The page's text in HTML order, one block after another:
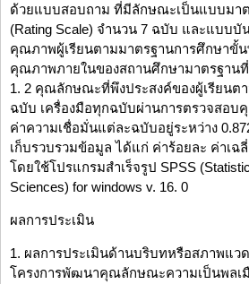
ด้วยแบบสอบถาม ที่มีลักษณะเป็นแบบมา
(Rating Scale) จำนวน 7 ฉบับ และแบบบั
คุณภาพผู้เรียนตามมาตรฐานการศึกษาขั้
คุณภาพภายในของสถานศึกษามาตรฐาน
1. 2 คุณลักษณะที่พึงประสงค์ของผู้เรียนต
ฉบับ เครื่องมือทุกฉบับผ่านการตรวจสอบ
ค่าความเชื่อมั่นแต่ละฉบับอยู่ระหว่าง
เก็บรวบรวมข้อมูล ได้แก่ ค่าร้อยละ ค่าเฉ
โดยใช้โปรแกรมสำเร็จรูป SPSS
Sciences) for windows v. 16. 0
ผลการประเมิน
1. ผลการประเมินด้านบริบทหรือสภาพแว
โครงการพัฒนาคุณลักษณะความเป็นพลเ